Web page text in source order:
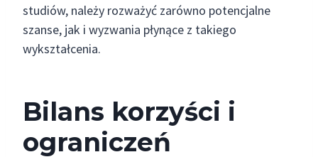
studiów, należy rozważyć zarówno potencjalne
szanse, jak i wyzwania płynące z takiego
wykształcenia.
Bilans korzyści i
ograniczeń